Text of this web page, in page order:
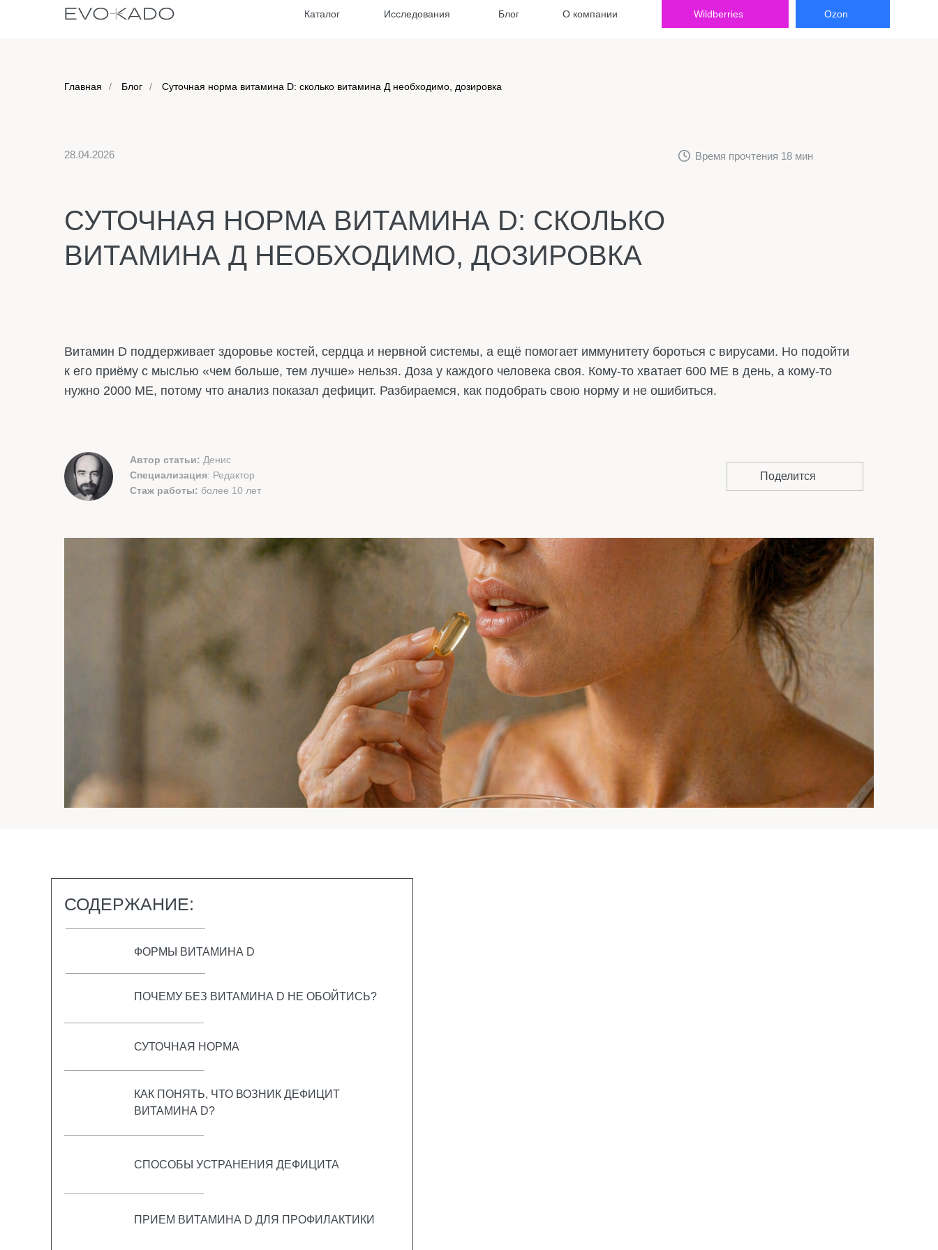
Ozon
Wildberries
Каталог Исследования Блог О компании
Главная / Блог / Суточная норма витамина D: сколько витамина Д необходимо, дозировка
СУТОЧНАЯ НОРМА ВИТАМИНА D: СКОЛЬКО
ВИТАМИНА Д НЕОБХОДИМО, ДОЗИРОВКА
Витамин D поддерживает здоровье костей, сердца и нервной системы, а ещё помогает иммунитету бороться с вирусами. Но подойти
к его приёму с мыслью «чем больше, тем лучше» нельзя. Доза у каждого человека своя. Кому-то хватает 600 МЕ в день, а кому-то
нужно 2000 МЕ, потому что анализ показал дефицит. Разбираемся, как подобрать свою норму и не ошибиться.
Время прочтения 18 мин
28.04.2026
Автор статьи: Денис
Специализация: Редактор
Стаж работы: более 10 лет
Поделится
СОДЕРЖАНИЕ:
ФОРМЫ ВИТАМИНА D
ПОЧЕМУ БЕЗ ВИТАМИНА D НЕ ОБОЙТИСЬ?
СУТОЧНАЯ НОРМА
КАК ПОНЯТЬ, ЧТО ВОЗНИК ДЕФИЦИТ
ВИТАМИНА D?
СПОСОБЫ УСТРАНЕНИЯ ДЕФИЦИТА
ПРИЕМ ВИТАМИНА D ДЛЯ ПРОФИЛАКТИКИ